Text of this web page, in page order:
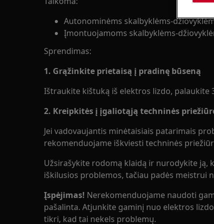
Autonominėms skalbyklėms-
Įmontuojamoms skalbyklėms-
Sprendimas:
1. Grąžinkite prietaisą į pradinę būseną
Ištraukite kištuką iš elektros lizdo, palaukite
2. Kreipkitės į įgaliotąją techninės
Jei vadovaujantis minėtaisiais patarimais
rekomenduojame iškviesti techninės
Užsirašykite rodomą klaidą ir nurodykite ją,
iškilusios problemos, tačiau padės meistrui
Įspėjimas! Nerekomenduojame naudoti
pašalinta. Atjunkite gaminį nuo elektros
tikri, kad tai nekels problemų.